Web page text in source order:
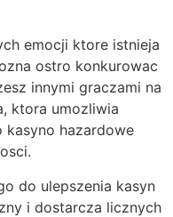
emocji ktore istnieja
ostro konkurowac
innymi graczami na
ktora umozliwia
hazardowe
do ulepszenia kasyn
i dostarcza licznych